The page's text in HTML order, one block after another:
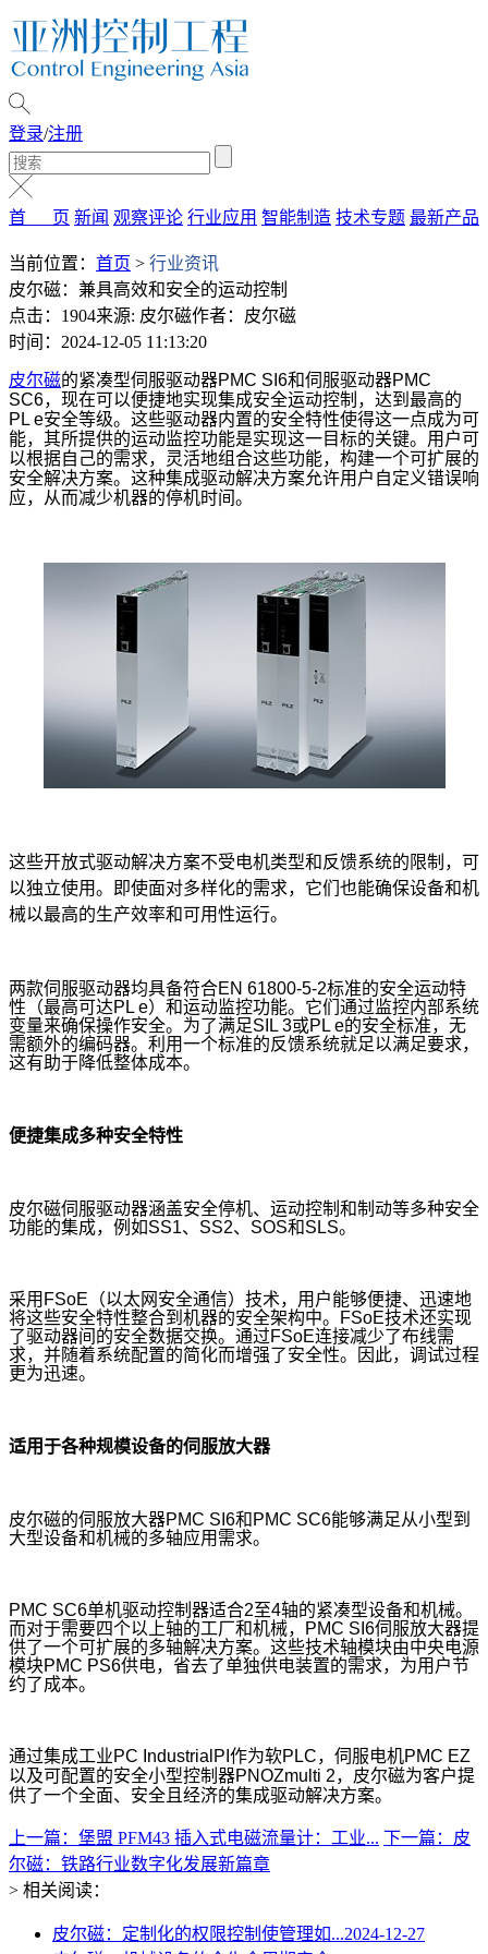
登录/注册
首 页 新闻 观察评论 行业应用 智能制造 技术专题 最新产品
当前位置： 首页 > 行业资讯
皮尔磁：兼具高效和安全的运动控制
点击：1904来源: 皮尔磁作者：皮尔磁
时间：2024-12-05 11:13:20
皮尔磁的紧凑型伺服驱动器PMC SI6和伺服驱动器PMC
SC6，现在可以便捷地实现集成安全运动控制，达到最高的
PL e安全等级。这些驱动器内置的安全特性使得这一点成为可
能，其所提供的运动监控功能是实现这一目标的关键。用户可
以根据自己的需求，灵活地组合这些功能，构建一个可扩展的
安全解决方案。这种集成驱动解决方案允许用户自定义错误响
应，从而减少机器的停机时间。
这些开放式驱动解决方案不受电机类型和反馈系统的限制，可
以独立使用。即使面对多样化的需求，它们也能确保设备和机
械以最高的生产效率和可用性运行。
两款伺服驱动器均具备符合EN 61800-5-2标准的安全运动特
性（最高可达PL e）和运动监控功能。它们通过监控内部系统
变量来确保操作安全。为了满足SIL 3或PL e的安全标准，无
需额外的编码器。利用一个标准的反馈系统就足以满足要求，
这有助于降低整体成本。
便捷集成多种安全特性
皮尔磁伺服驱动器涵盖安全停机、运动控制和制动等多种安全
功能的集成，例如SS1、SS2、SOS和SLS。
采用FSoE（以太网安全通信）技术，用户能够便捷、迅速地
将这些安全特性整合到机器的安全架构中。FSoE技术还实现
了驱动器间的安全数据交换。通过FSoE连接减少了布线需
求，并随着系统配置的简化而增强了安全性。因此，调试过程
更为迅速。
适用于各种规模设备的伺服放大器
皮尔磁的伺服放大器PMC SI6和PMC SC6能够满足从小型到
大型设备和机械的多轴应用需求。
PMC SC6单机驱动控制器适合2至4轴的紧凑型设备和机械。
而对于需要四个以上轴的工厂和机械，PMC SI6伺服放大器提
供了一个可扩展的多轴解决方案。这些技术轴模块由中央电源
模块PMC PS6供电，省去了单独供电装置的需求，为用户节
约了成本。
通过集成工业PC IndustrialPI作为软PLC，伺服电机PMC EZ
以及可配置的安全小型控制器PNOZmulti 2，皮尔磁为客户提
供了一个全面、安全且经济的集成驱动解决方案。
上一篇：堡盟 PFM43 插入式电磁流量计：工业... 下一篇：皮
尔磁：铁路行业数字化发展新篇章
> 相关阅读：
皮尔磁：定制化的权限控制使管理如...2024-12-27